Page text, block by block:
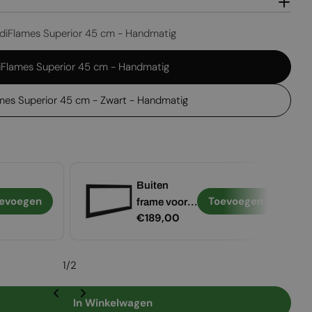
Superior 45 cm - Handmatig
Superior 45 cm - Handmatig
Superior 45 cm - Zwart - Handmatig
Buiten
frame voor
Foco 600
Normale
€189,00
Toevoegen
1/2
In Winkelwagen